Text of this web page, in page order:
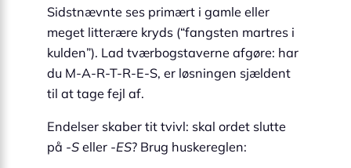
Sidstnævnte ses primært i gamle eller
meget litterære kryds (“fangsten martres i
kulden”). Lad tværbogstaverne afgøre: har
du M-A-R-T-R-E-S, er løsningen sjældent
til at tage fejl af.
Endelser skaber tit tvivl: skal ordet slutte
på -S eller -ES? Brug huskereglen: